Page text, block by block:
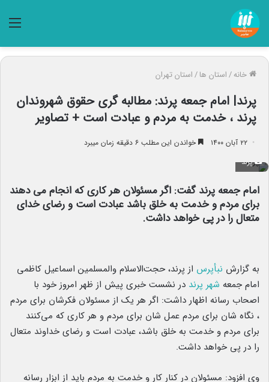
خانه/استان ها/استان تهران
پرند| امام جمعه پرند: مطالبه گری حقوق شهروندان
پرند ، خدمت به مردم و عبادت است + تصاویر
۲۲ آبان ۱۴۰۰ خواندن این مطلب ۶ دقیقه زمان میبرد
پرند
امام جمعه پرند گفت: اگر مسئولان هر کاری که انجام می دهند
برای مردم و خدمت به خلق باشد عبادت است و رضای خدای
متعال را در پی خواهد داشت.
به گزارش نبأپرس از پرند، حجت‌الاسلام والمسلمین اسماعیل کاظمی
امام جمعه شهر پرند در نشست خبری پیش از ظهر امروز خود با
اصحاب رسانه اظهار داشت: اگر هر یک از مسئولان فکرشان برای مردم
، نگاه شان برای مردم عمل شان برای مردم و هر کاری که می‌کنند
برای مردم و خدمت به خلق باشد، عبادت است و رضای خداوند متعال
را در پی خواهد داشت.
وی افزود: مسئولان در کنار کار و خدمت به مردم باید از ابزار رسانه